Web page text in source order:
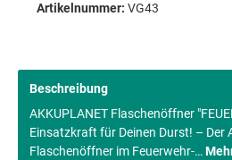
Artikelnummer: VG43
Beschreibung
AKKUPLANET Flaschenöffner
Einsatzkraft für Deinen Durst! – Der
Flaschenöffner im Feuerwehr-…